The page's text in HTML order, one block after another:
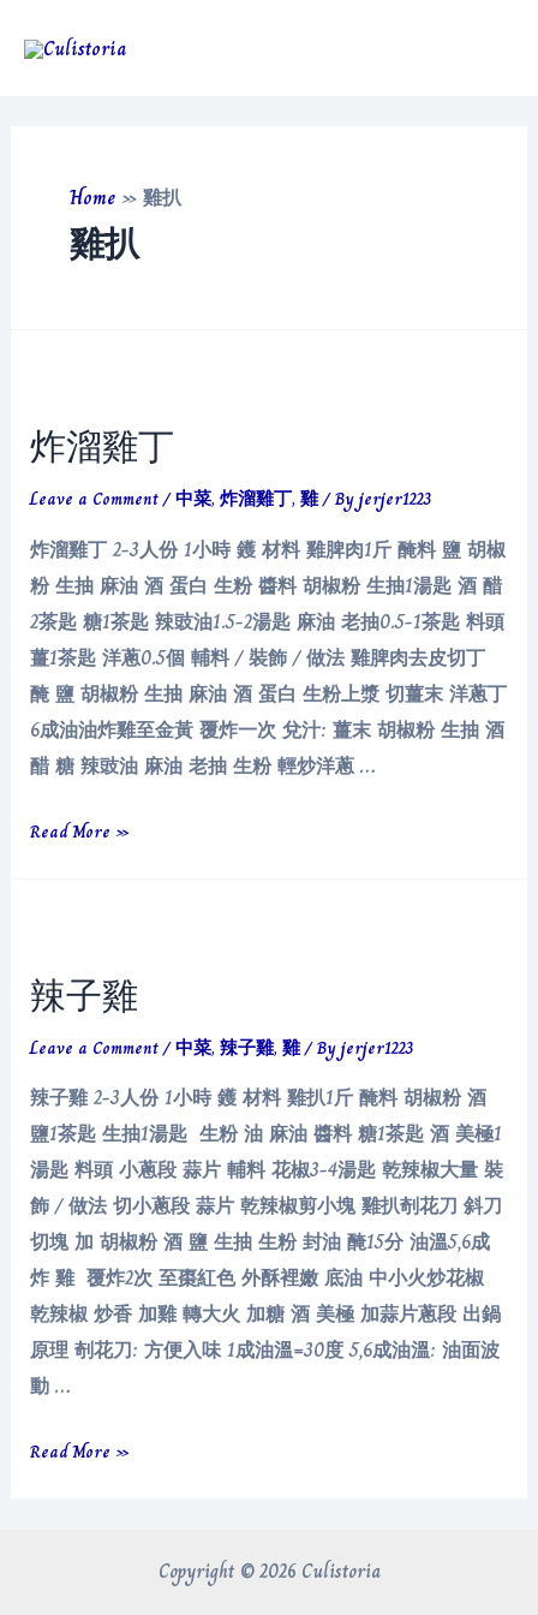
Home »雞扒
雞扒
炸溜雞丁
Leave a Comment/中菜,炸溜雞丁,雞/ Byjerjer1223
炸溜雞丁 2-3人份 1小時 鑊 材料 雞脾肉1斤 醃料 鹽 胡椒
粉 生抽 麻油 酒 蛋白 生粉 醬料 胡椒粉 生抽1湯匙 酒 醋
2茶匙 糖1茶匙 辣豉油1.5-2湯匙 麻油 老抽0.5-1茶匙 料頭
薑1茶匙 洋蔥0.5個 輔料 / 裝飾 / 做法 雞脾肉去皮切丁
醃 鹽 胡椒粉 生抽 麻油 酒 蛋白 生粉上漿 切薑末 洋蔥丁
6成油油炸雞至金黃 覆炸一次 兌汁: 薑末 胡椒粉 生抽 酒
醋 糖 辣豉油 麻油 老抽 生粉 輕炒洋蔥 …
炸
Read More »
辣子雞
Leave a Comment/中菜,辣子雞,雞/ Byjerjer1223
辣子雞 2-3人份 1小時 鑊 材料 雞扒1斤 醃料 胡椒粉 酒
鹽1茶匙 生抽1湯匙 生粉 油 麻油 醬料 糖1茶匙 酒 美極1
湯匙 料頭 小蔥段 蒜片 輔料 花椒3-4湯匙 乾辣椒大量 裝
飾 / 做法 切小蔥段 蒜片 乾辣椒剪小塊 雞扒剞花刀 斜刀
切塊 加 胡椒粉 酒 鹽 生抽 生粉 封油 醃15分 油溫5,6成
炸 雞 覆炸2次 至棗紅色 外酥裡嫩 底油 中小火炒花椒
乾辣椒 炒香 加雞 轉大火 加糖 酒 美極 加蒜片蔥段 出鍋
原理 剞花刀: 方便入味 1成油溫=30度 5,6成油溫: 油面波
動 …
辣
Read More »
Copyright © 2026 Culistoria